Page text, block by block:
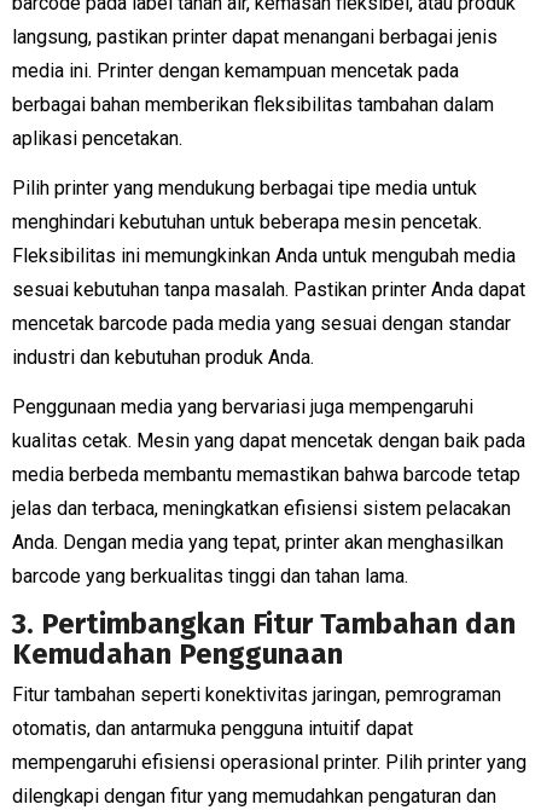
langsung, pastikan printer dapat menangani berbagai jenis
media ini. Printer dengan kemampuan mencetak pada
berbagai bahan memberikan fleksibilitas tambahan dalam
aplikasi pencetakan.
Pilih printer yang mendukung berbagai tipe media untuk
menghindari kebutuhan untuk beberapa mesin pencetak.
Fleksibilitas ini memungkinkan Anda untuk mengubah media
sesuai kebutuhan tanpa masalah. Pastikan printer Anda dapat
mencetak barcode pada media yang sesuai dengan standar
industri dan kebutuhan produk Anda.
Penggunaan media yang bervariasi juga mempengaruhi
kualitas cetak. Mesin yang dapat mencetak dengan baik pada
media berbeda membantu memastikan bahwa barcode tetap
jelas dan terbaca, meningkatkan efisiensi sistem pelacakan
Anda. Dengan media yang tepat, printer akan menghasilkan
barcode yang berkualitas tinggi dan tahan lama.
3. Pertimbangkan Fitur Tambahan dan
Kemudahan Penggunaan
Fitur tambahan seperti konektivitas jaringan, pemrograman
otomatis, dan antarmuka pengguna intuitif dapat
mempengaruhi efisiensi operasional printer. Pilih printer yang
dilengkapi dengan fitur yang memudahkan pengaturan dan